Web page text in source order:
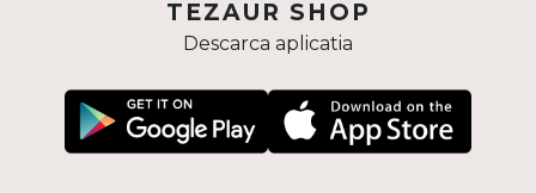
TEZAUR SHOP
Descarca aplicatia